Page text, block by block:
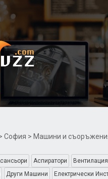
София > Машини и
Аспиратори
Вентилация
Други Машини
Електрически